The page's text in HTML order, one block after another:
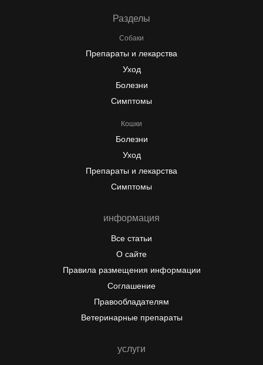
Разделы
Собаки
Препараты и лекарства
Уход
Болезни
Симптомы
Кошки
Болезни
Уход
Препараты и лекарства
Симптомы
информация
Все статьи
О сайте
Правила размещения информации
Соглашение
Правообладателям
Ветеринарные препараты
услуги